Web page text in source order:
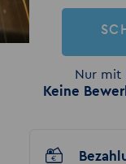
Nur mit
Keine